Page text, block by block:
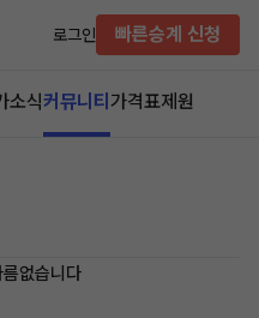
로그인 빠른승계 신청
소식커뮤니티 가격표제원
없습니다